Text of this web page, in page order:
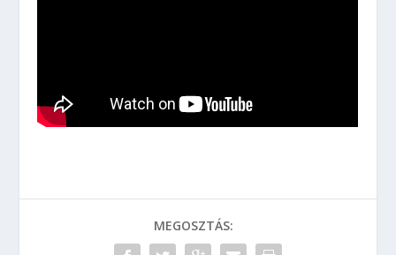
MEGOSZTÁS: